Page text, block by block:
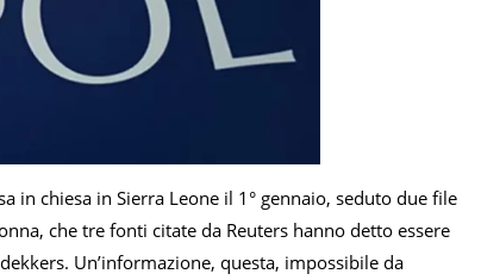
in chiesa in Sierra Leone il 1° gennaio, seduto due file
che tre fonti citate da Reuters hanno detto essere
Un’informazione, questa, impossibile da